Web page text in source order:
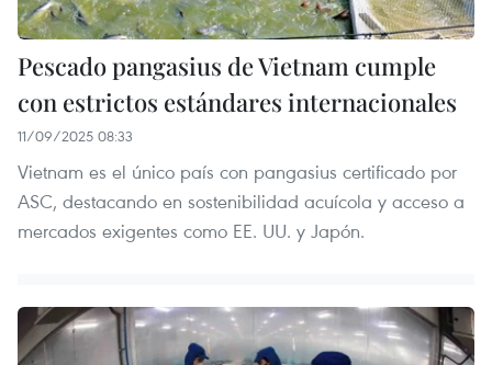
Pescado pangasius de Vietnam cumple
con estrictos estándares internacionales
11/09/2025 08:33
Vietnam es el único país con pangasius certificado por
ASC, destacando en sostenibilidad acuícola y acceso a
mercados exigentes como EE. UU. y Japón.